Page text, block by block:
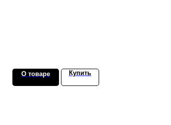
О товаре Купить